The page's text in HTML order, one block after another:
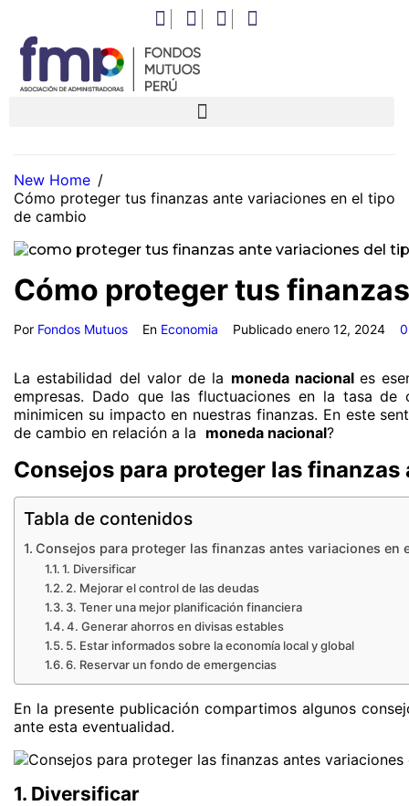
New Home /
Cómo proteger tus finanzas ante variaciones en el tipo
de cambio
Cómo proteger tus
Por Fondos Mutuos En Economia Publicado enero 12, 2024
La estabilidad del valor de la moneda nacionales
empresas. Dado que las fluctuaciones en la tasa
minimicen su impacto en nuestras finanzas. En este
de cambio en relación a la moneda nacional?
Consejos para proteger las
Tabla de contenidos
Consejos para proteger las finanzas antes variaciones en
1. Diversificar
2. Mejorar el control de las deudas
3. Tener una mejor planificación financiera
4. Generar ahorros en divisas estables
5. Estar informados sobre la economía local y global
6. Reservar un fondo de emergencias
En la presente publicación compartimos algunos
ante esta eventualidad.
1. Diversificar